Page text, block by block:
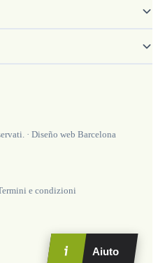
· Diseño web Barcelona
e condizioni
Aiuto